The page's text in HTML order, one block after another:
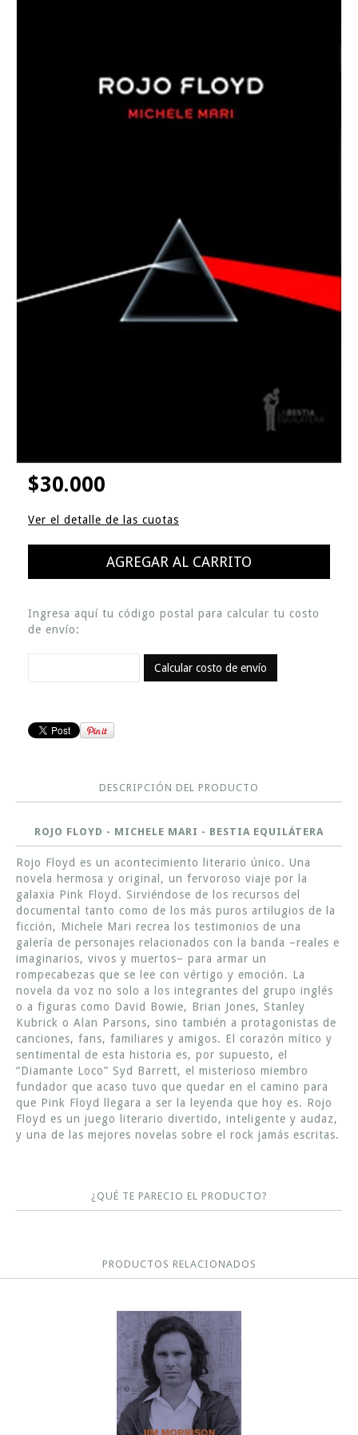
$30.000
Ver el detalle de las cuotas
Ingresa aquí tu código postal para calcular tu costo
de envío:
Calcular costo de envío
DESCRIPCIÓN DEL PRODUCTO
ROJO FLOYD - MICHELE MARI - BESTIA EQUILÁTERA
Rojo Floyd es un acontecimiento literario único. Una
novela hermosa y original, un fervoroso viaje por la
galaxia Pink Floyd. Sirviéndose de los recursos del
documental tanto como de los más puros artilugios de la
ficción, Michele Mari recrea los testimonios de una
galería de personajes relacionados con la banda –reales e
imaginarios, vivos y muertos– para armar un
rompecabezas que se lee con vértigo y emoción. La
novela da voz no solo a los integrantes del grupo inglés
o a figuras como David Bowie, Brian Jones, Stanley
Kubrick o Alan Parsons, sino también a protagonistas de
canciones, fans, familiares y amigos. El corazón mítico y
sentimental de esta historia es, por supuesto, el
“Diamante Loco” Syd Barrett, el misterioso miembro
fundador que acaso tuvo que quedar en el camino para
que Pink Floyd llegara a ser la leyenda que hoy es. Rojo
Floyd es un juego literario divertido, inteligente y audaz,
y una de las mejores novelas sobre el rock jamás escritas.
¿QUÉ TE PARECIO EL PRODUCTO?
PRODUCTOS RELACIONADOS